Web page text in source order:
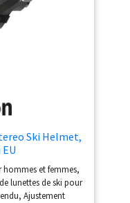
Ski Helmet,
et femmes,
lunettes de ski pour
Ajustement